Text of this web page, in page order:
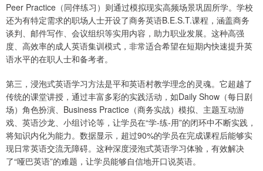
Peer Practice（同伴练习）则通过模拟现实高频场景巩固所学。学校
还为有特定需求的职场人士开设了商务英语B.E.S.T.课程，涵盖商务
谈判、邮件写作、会议组织等实用内容，助力职业发展。这种高强
度、高效率的成人英语集训模式，非常适合希望在短期内快速提升英
语水平的在职人士和备考者。
第三，浸泡式英语学习方法是平和英语村教学理念的灵魂。它超越了
传统的课堂讲授，通过丰富多彩的实践活动，如Daily Show（每日剧
场）角色扮演、Business Practice（商务实战）模拟、主题互动游
戏、英语沙龙、小组讨论等，让学员在“学-练-用”的闭环中不断实践，
将知识内化为能力。数据显示，超过90%的学员在完成课程后能够实
现日常英语交流无障碍。这种深度浸泡式英语学习体验，有效解决
了“哑巴英语”的难题，让学员能够自信地开口说英语。